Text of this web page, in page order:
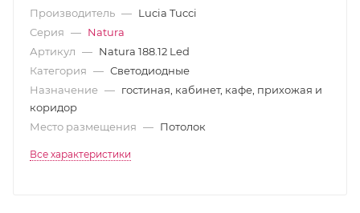
Производитель — Lucia Tucci
Серия — Natura
Артикул — Natura 188.12 Led
Категория — Светодиодные
Назначение — гостиная, кабинет, кафе, прихожая и
коридор
Место размещения — Потолок
Все характеристики